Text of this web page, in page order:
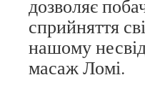
дозволяє
сприйняття
нашому
масаж Ломі.